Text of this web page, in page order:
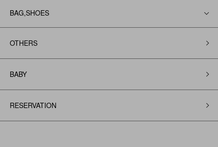
BAG,SHOES
OTHERS
BABY
RESERVATION